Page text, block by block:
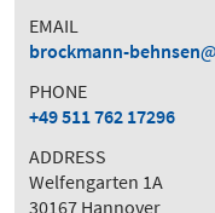
EMAIL
brockmann-behnsen
PHONE
+49 511 762 17296
ADDRESS
Welfengarten 1A
30167 Hannover